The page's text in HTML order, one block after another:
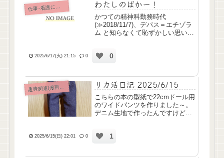
仕
事･看護について わたしのばかー！
かつての精神科勤務時代
(≫2018/11/7)、デパス＝エチゾラ
ム と知らなくて恥ずかしい思いを
またしても恥をさらしました。看
2025/6/17(火) 21:15 0 0
趣 リカ活日記 2025/6/15
こちらの本の型紙で22cmドール用
のワイドパンツを作りました～。
デニム生地で作ったんですけど、
なぁと。割と上手に作れた方かな
2025/6/15(日) 22:01 0 1